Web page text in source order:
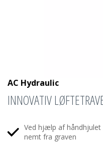
AC Hydraulic
INNOVATIV
Ved hjælp af
nemt fra graven